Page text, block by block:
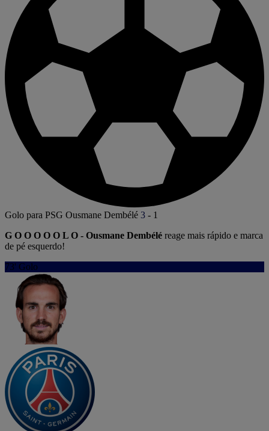
Golo para PSG Ousmane Dembélé 3 - 1
G O O O O O L O - Ousmane Dembélé reage mais rápido e marca
de pé esquerdo!
73' Golo